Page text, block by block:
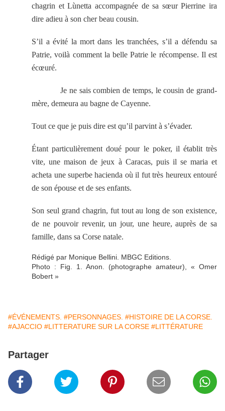
chagrin et Lùnetta accompagnée de sa sœur Pierrine ira
dire adieu à son cher beau cousin.
S’il a évité la mort dans les tranchées, s’il a défendu sa
Patrie, voilà comment la belle Patrie le récompense. Il est
écœuré.
Je ne sais combien de temps, le cousin de grand-
mère, demeura au bagne de Cayenne.
Tout ce que je puis dire est qu’il parvint à s’évader.
Étant particulièrement doué pour le poker, il établit très
vite, une maison de jeux à Caracas, puis il se maria et
acheta une superbe hacienda où il fut très heureux entouré
de son épouse et de ses enfants.
Son seul grand chagrin, fut tout au long de son existence,
de ne pouvoir revenir, un jour, une heure, auprès de sa
famille, dans sa Corse natale.
Rédigé par Monique Bellini. MBGC Editions.
Photo : Fig. 1. Anon. (photographe amateur), « Omer
Bobert »
#ÉVÉNEMENTS. #PERSONNAGES. #HISTOIRE DE LA CORSE.
#AJACCIO #LITTERATURE SUR LA CORSE #LITTÉRATURE
Partager